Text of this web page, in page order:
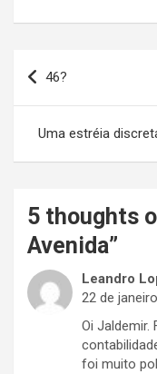
Navegação
de
Post
46?
Uma estréia
5 thoughts
Avenida”
Leandro
22 de
Oi Jaldemir.
foi muito